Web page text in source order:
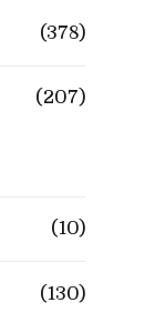
(378)
(207)
(10)
(130)